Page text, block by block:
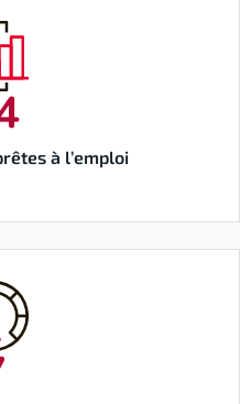
à l’emploi